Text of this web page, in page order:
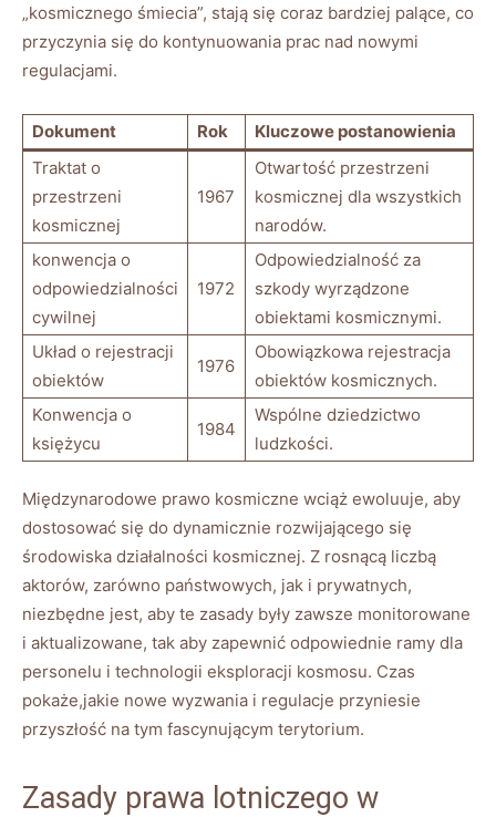
„kosmicznego śmiecia”, stają się coraz bardziej palące, co
przyczynia się do kontynuowania prac nad nowymi
regulacjami.
Dokument Rok
Kluczowe postanowienia
Traktat o
przestrzeni
kosmicznej
1967
Otwartość przestrzeni
kosmicznej dla wszystkich
narodów.
konwencja o
odpowiedzialności
cywilnej
1972
Odpowiedzialność za
szkody wyrządzone
obiektami kosmicznymi.
Układ o rejestracji
obiektów
1976
Obowiązkowa rejestracja
obiektów kosmicznych.
Konwencja o
księżycu
1984
Wspólne dziedzictwo
ludzkości.
Międzynarodowe prawo kosmiczne wciąż ewoluuje, aby
dostosować się do dynamicznie rozwijającego się
środowiska działalności kosmicznej. Z rosnącą liczbą
aktorów, zarówno państwowych, jak i prywatnych,
niezbędne jest, aby te zasady były zawsze monitorowane
i aktualizowane, tak aby zapewnić odpowiednie ramy dla
personelu i technologii eksploracji kosmosu. Czas
pokaże,jakie nowe wyzwania i regulacje przyniesie
przyszłość na tym fascynującym terytorium.
Zasady prawa lotniczego w